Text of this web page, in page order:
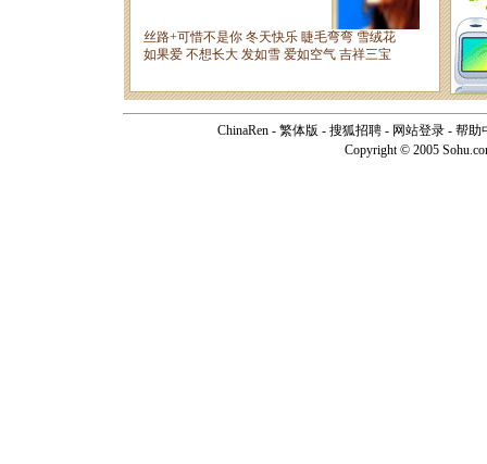
ChinaRen - 繁体版 - 搜狐招聘 - 网站登录 - 帮助
Copyright © 2005